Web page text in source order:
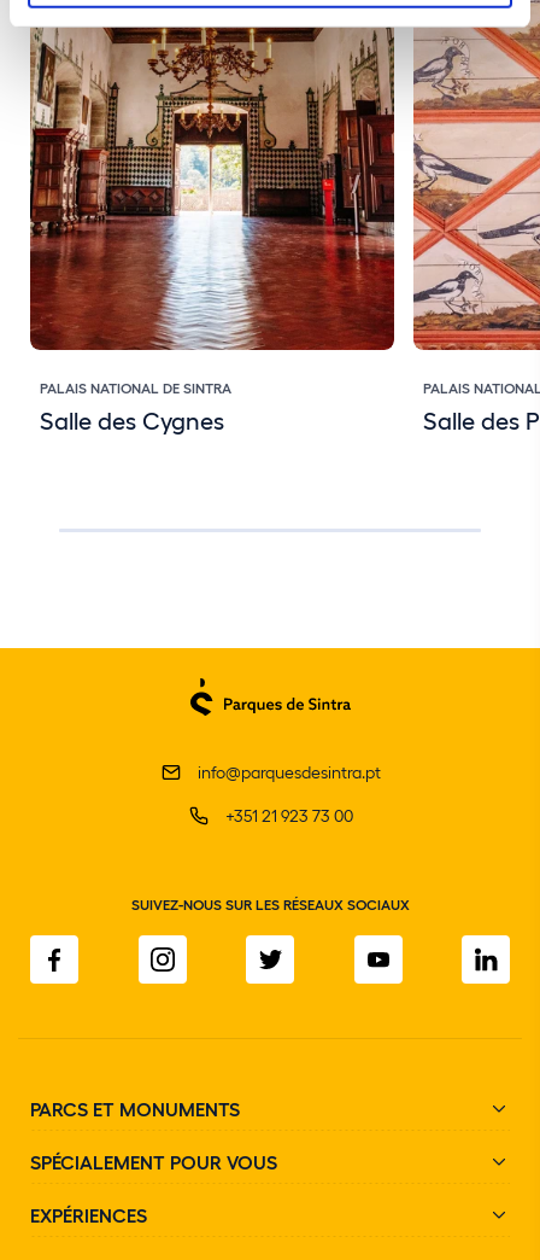
PALAIS NATIONAL DE SINTRA
Salle des Cygnes
PALAIS
Salle des
info@parquesdesintra.pt
+351 21 923 73 00
SUIVEZ-NOUS SUR LES RÉSEAUX SOCIAUX
PARCS ET MONUMENTS
SPÉCIALEMENT POUR VOUS
EXPÉRIENCES